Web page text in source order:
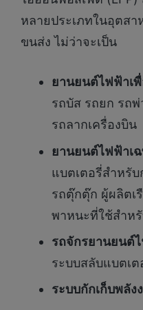
หลายประเภทในอุตสา
ขนส่ง ไม่ว่าจะเป็น
ยานยนต์ไฟฟ้าเ
รถบัส รถยก รถ
รถลากเครื่องบิน
ยานยนต์ไฟฟ้าเ
แบตเตอรี่สำหรับ
รถตุ๊กตุ๊ก ผู้ผลิตเ
พาหนะที่ใช้สำห
รถจักรยานยนต์
ระบบสลับแบตเ
ระบบกักเก็บพลัง